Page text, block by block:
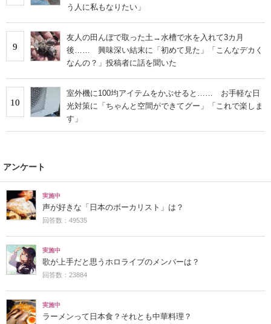
う人に私もなりたい」
9
友人の田んぼで取った土→水槽で水を入れて3カ月
後…… 興味深い結末に「初めて見た」「こんなデカく
なんの？」投稿者に話を聞いた
10
室外機に100均アイテムをかぶせると…… お手軽な日
光対策に「ちゃんと空間ができてグー」「これで楽しま
す」
アンケート
実施中
声が好きな「日本のボーカリスト」は？
回答数：49535
実施中
歌が上手だと思うホロライブのメンバーは？
回答数：23884
実施中
ラーメンって日本食？それとも中華料理？